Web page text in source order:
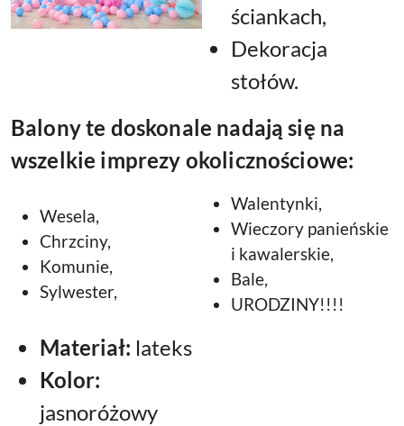
ściankach,
Dekoracja
stołów.
Balony te doskonale nadają się na
wszelkie imprezy okolicznościowe:
Wesela,
Chrzciny,
Komunie,
Sylwester,
Walentynki,
Wieczory panieńskie
i kawalerskie,
Bale,
URODZINY!!!!
Materiał: lateks
Kolor:
jasnoróżowy